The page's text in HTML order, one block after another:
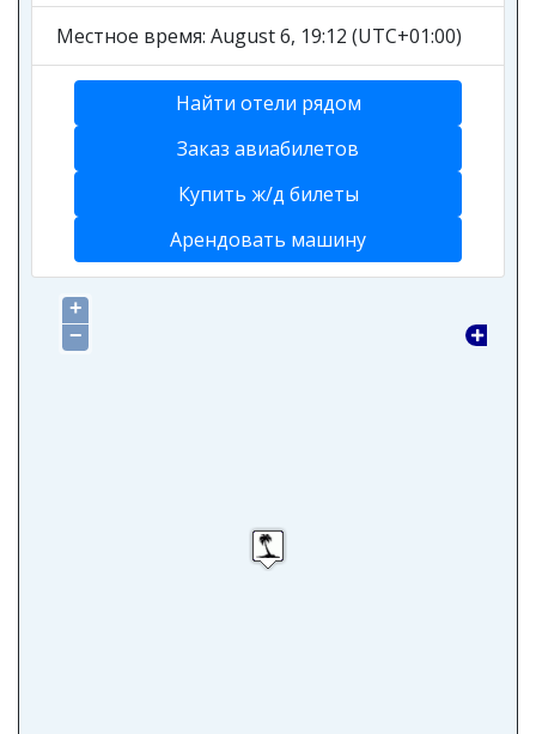
Местное время: August 6, 19:12 (UTC+01:00)
Найти отели рядом
Заказ авиабилетов
Купить ж/д билеты
Арендовать машину
+
−